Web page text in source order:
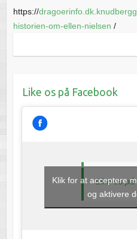
https://
historien-om-ellen-nielsen /
Like os på Facebook
Like os
Klik for at acceptere
og aktivere